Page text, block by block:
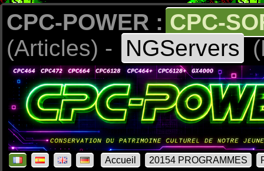
CPC-POWER : CPC-
(Articles) -
NGServers
Accueil 20154 PROGRAMMES